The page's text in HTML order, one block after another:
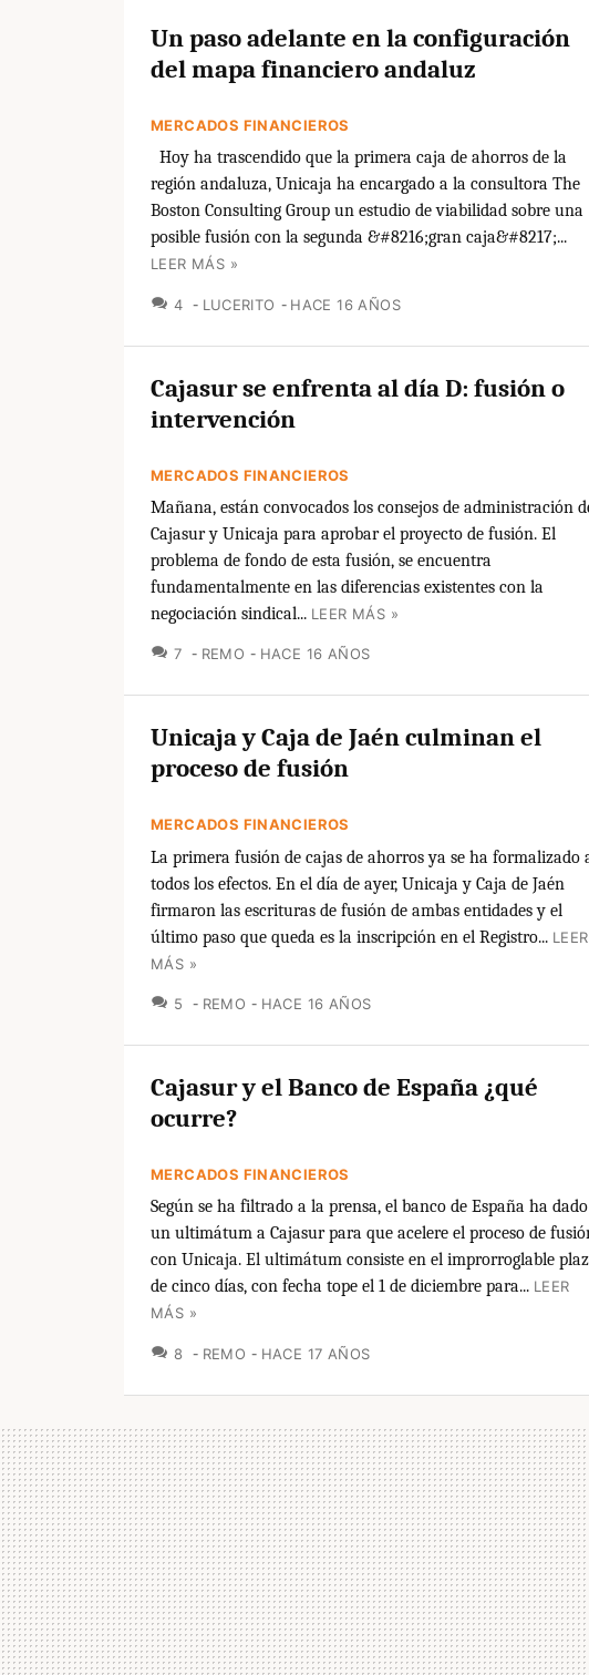
Un paso adelante en la configuración
del mapa financiero andaluz
MERCADOS FINANCIEROS
Hoy ha trascendido que la primera caja de ahorros de la
región andaluza, Unicaja ha encargado a la consultora The
Boston Consulting Group un estudio de viabilidad sobre una
posible fusión con la segunda &#8216;gran caja&#8217;...
LEER MÁS »
4 COMENTARIOS
LUCERITO HACE 16 AÑOS
Cajasur se enfrenta al día D: fusión o
intervención
MERCADOS FINANCIEROS
Mañana, están convocados los consejos de administración
Cajasur y Unicaja para aprobar el proyecto de fusión. El
problema de fondo de esta fusión, se encuentra
fundamentalmente en las diferencias existentes con la
negociación sindical... LEER MÁS »
7 COMENTARIOS
REMO HACE 16 AÑOS
Unicaja y Caja de Jaén culminan el
proceso de fusión
MERCADOS FINANCIEROS
La primera fusión de cajas de ahorros ya se ha formalizado
todos los efectos. En el día de ayer, Unicaja y Caja de Jaén
firmaron las escrituras de fusión de ambas entidades y el
último paso que queda es la inscripción en el Registro... LEER
MÁS »
5 COMENTARIOS
REMO HACE 16 AÑOS
Cajasur y el Banco de España ¿qué
ocurre?
MERCADOS FINANCIEROS
Según se ha filtrado a la prensa, el banco de España ha dado
un ultimátum a Cajasur para que acelere el proceso de
con Unicaja. El ultimátum consiste en el improrroglable
de cinco días, con fecha tope el 1 de diciembre para... LEER
MÁS »
8 COMENTARIOS
REMO HACE 17 AÑOS